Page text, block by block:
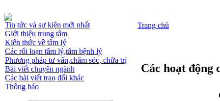
Tin tức và sự kiện mới nhất
Giới thiệu trung tâm
Kiến thức về tâm lý
Các rối loạn tâm lý,tâm bệnh lý
Phương pháp tư vấn,chăm sóc, chữa trị
Bài viết chuyên ngành
Các bài viết trao đổi khác
Thông báo
Trang chủ
Các hoạt động